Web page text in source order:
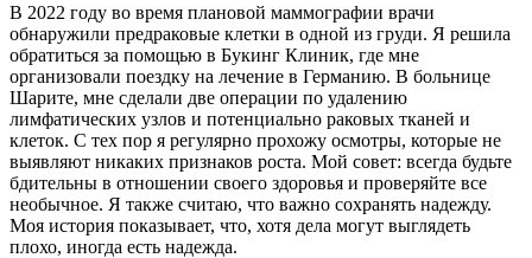
В 2022 году во время плановой маммографии врачи
обнаружили предраковые клетки в одной из груди. Я решила
обратиться за помощью в Букинг Клиник, где мне
организовали поездку на лечение в Германию. В больнице
Шарите, мне сделали две операции по удалению
лимфатических узлов и потенциально раковых тканей и
клеток. С тех пор я регулярно прохожу осмотры, которые не
выявляют никаких признаков роста. Мой совет: всегда будьте
бдительны в отношении своего здоровья и проверяйте все
необычное. Я также считаю, что важно сохранять надежду.
Моя история показывает, что, хотя дела могут выглядеть
плохо, иногда есть надежда.